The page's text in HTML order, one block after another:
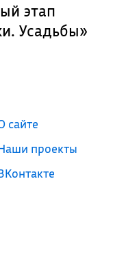
этап
Усадьбы»
сайте
проекты